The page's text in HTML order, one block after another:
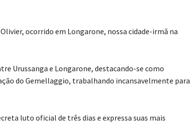
ocorrido em Longarone, nossa cidade-irmã na
Urussanga e Longarone, destacando-se como
do Gemellaggio, trabalhando incansavelmente para
luto oficial de três dias e expressa suas mais